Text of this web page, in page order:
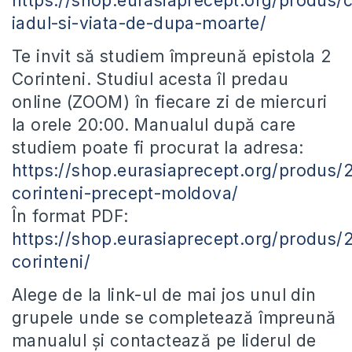
iadul-si-viata-de-dupa-moarte/
Te invit să studiem împreună epistola 2
Corinteni. Studiul acesta îl predau
online (ZOOM) în fiecare zi de miercuri
la orele 20:00. Manualul după care
studiem poate fi procurat la adresa:
https://shop.eurasiaprecept.org/produs/
corinteni-precept-moldova/
În format PDF:
https://shop.eurasiaprecept.org/produs/
corinteni/
Alege de la link-ul de mai jos unul din
grupele unde se completează împreună
manualul și contactează pe liderul de